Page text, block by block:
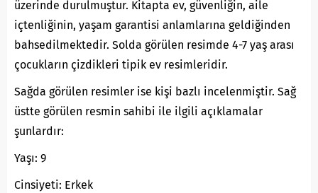
üzerinde durulmuştur. Kitapta ev, güvenliğin, aile
içtenliğinin, yaşam garantisi anlamlarına geldiğinden
bahsedilmektedir. Solda görülen resimde 4-7 yaş arası
çocukların çizdikleri tipik ev resimleridir.
Sağda görülen resimler ise kişi bazlı incelenmiştir. Sağ
üstte görülen resmin sahibi ile ilgili açıklamalar
şunlardır:
Yaşı: 9
Cinsiyeti: Erkek